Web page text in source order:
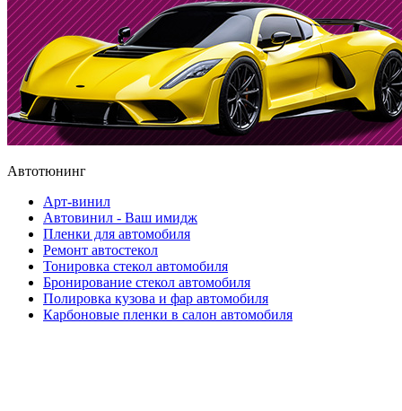
Автотюнинг
Арт-винил
Автовинил - Ваш имидж
Пленки для автомобиля
Ремонт автостекол
Тонировка стекол автомобиля
Бронирование стекол автомобиля
Полировка кузова и фар автомобиля
Карбоновые пленки в салон автомобиля